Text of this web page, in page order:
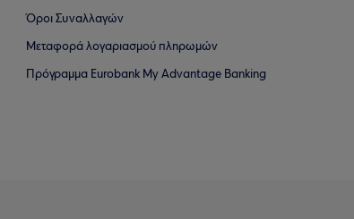
Όροι Συναλλαγών
Μεταφορά λογαριασμού πληρωμών
Πρόγραμμα Eurobank My Advantage Banking